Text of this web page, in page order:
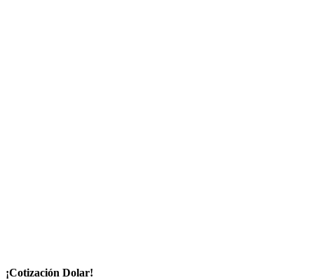
¡Cotización Dolar!